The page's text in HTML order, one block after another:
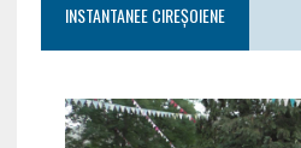
INSTANTANEE CIREȘOIENE